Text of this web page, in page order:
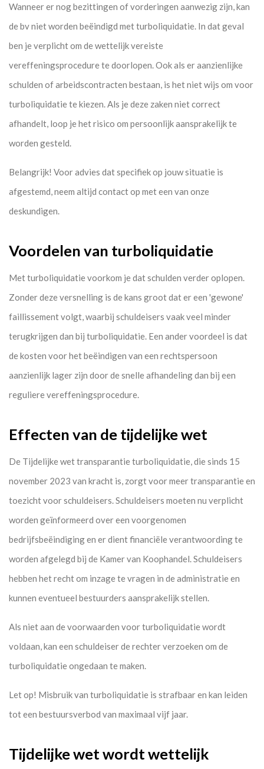
Wanneer er nog bezittingen of vorderingen aanwezig zijn, kan
de bv niet worden beëindigd met turboliquidatie. In dat geval
ben je verplicht om de wettelijk vereiste
vereffeningsprocedure te doorlopen. Ook als er aanzienlijke
schulden of arbeidscontracten bestaan, is het niet wijs om voor
turboliquidatie te kiezen. Als je deze zaken niet correct
afhandelt, loop je het risico om persoonlijk aansprakelijk te
worden gesteld.
Belangrijk! Voor advies dat specifiek op jouw situatie is
afgestemd, neem altijd contact op met een van onze
deskundigen.
Voordelen van turboliquidatie
Met turboliquidatie voorkom je dat schulden verder oplopen.
Zonder deze versnelling is de kans groot dat er een 'gewone'
faillissement volgt, waarbij schuldeisers vaak veel minder
terugkrijgen dan bij turboliquidatie. Een ander voordeel is dat
de kosten voor het beëindigen van een rechtspersoon
aanzienlijk lager zijn door de snelle afhandeling dan bij een
reguliere vereffeningsprocedure.
Effecten van de tijdelijke wet
De Tijdelijke wet transparantie turboliquidatie, die sinds 15
november 2023 van kracht is, zorgt voor meer transparantie en
toezicht voor schuldeisers. Schuldeisers moeten nu verplicht
worden geïnformeerd over een voorgenomen
bedrijfsbeëindiging en er dient financiële verantwoording te
worden afgelegd bij de Kamer van Koophandel. Schuldeisers
hebben het recht om inzage te vragen in de administratie en
kunnen eventueel bestuurders aansprakelijk stellen.
Als niet aan de voorwaarden voor turboliquidatie wordt
voldaan, kan een schuldeiser de rechter verzoeken om de
turboliquidatie ongedaan te maken.
Let op! Misbruik van turboliquidatie is strafbaar en kan leiden
tot een bestuursverbod van maximaal vijf jaar.
Tijdelijke wet wordt wettelijk